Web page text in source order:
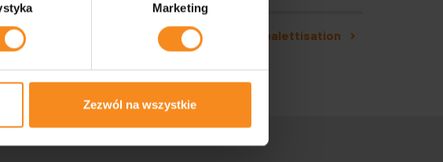
Marketing
Zezwól na wszystkie
Ligne de palettisation